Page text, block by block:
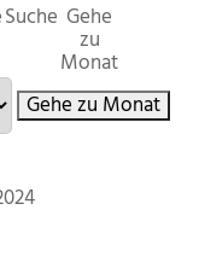
Suche Gehe
zu
Monat
Gehe zu Monat